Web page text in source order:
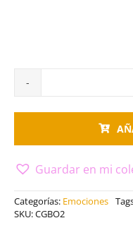
Guardar en mi
Categorías: Emociones
SKU:CGBO2